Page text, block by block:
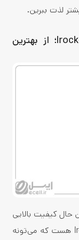
لذت ببرین.
هدفون بی‌ سیم اینفینیکس مدل Irocker XE15؛ از بهترین
حال کیفیت بالایی
داره، هدفون بی‌ سیم اینفینیکس مدل Irocker XE15 هست که می‌تونه